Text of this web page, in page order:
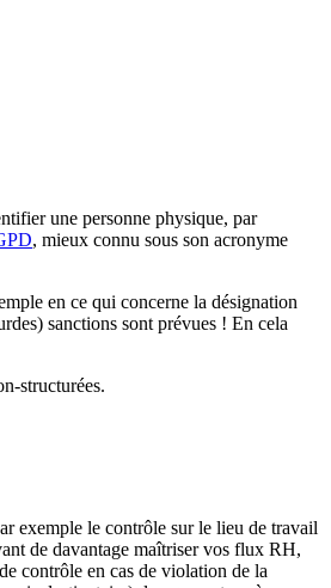
une personne physique, par
, mieux connu sous son acronyme
en ce qui concerne la désignation
sanctions sont prévues ! En cela
structurées.
exemple le contrôle sur le lieu de travail
de davantage maîtriser vos flux RH,
contrôle en cas de violation de la